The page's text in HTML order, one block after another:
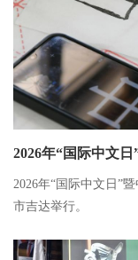
2026年“国际中文
2026年“国际中文日”
市吉达举行。